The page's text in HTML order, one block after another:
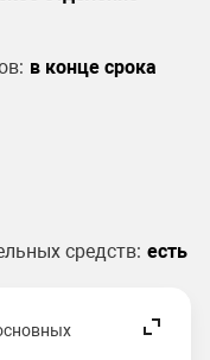
в конце срока
средств: есть